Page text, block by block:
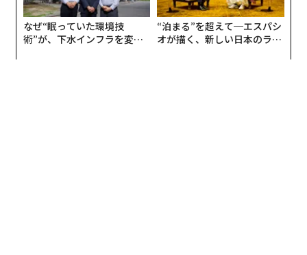
なぜ“眠っていた環境技
術”が、下水インフラを変え
“泊まる”を超えて─エスパシ
オが描く、新しい日本のラグ